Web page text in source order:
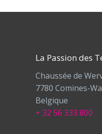
La Passion des
Chaussée de
7780 Comines-
Belgique
+ 32 56 333 800